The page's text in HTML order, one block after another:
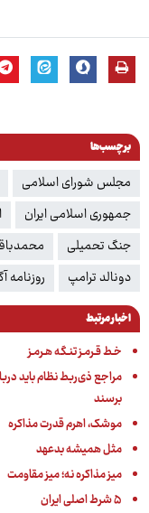
برچسب‌ها
مجلس شورای اسلامی
جمهوری اسلامی ایران
جنگ تحمیلی
دونالد ترامپ
روزنامه
اخبار مرتبط
خـط قـرمـز تنـگه هـرمـز
مراجع ذی‌ربط نظام باید
برسند
موشک، اهرم قدرت مذاکره
مثل همیشه بدعهد
میز مذاکره نه؛ میز مقاومت
۵ شرط اصلی ایران